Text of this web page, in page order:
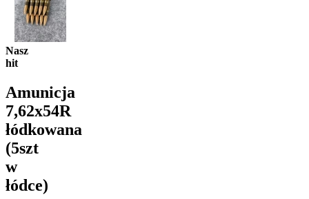
Nasz
hit
Amunicja
7,62x54R
łódkowana
(5szt
w
łódce)